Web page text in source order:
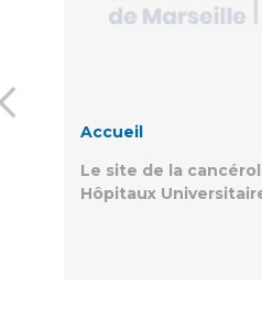
Accueil
Le site de la
Hôpitaux